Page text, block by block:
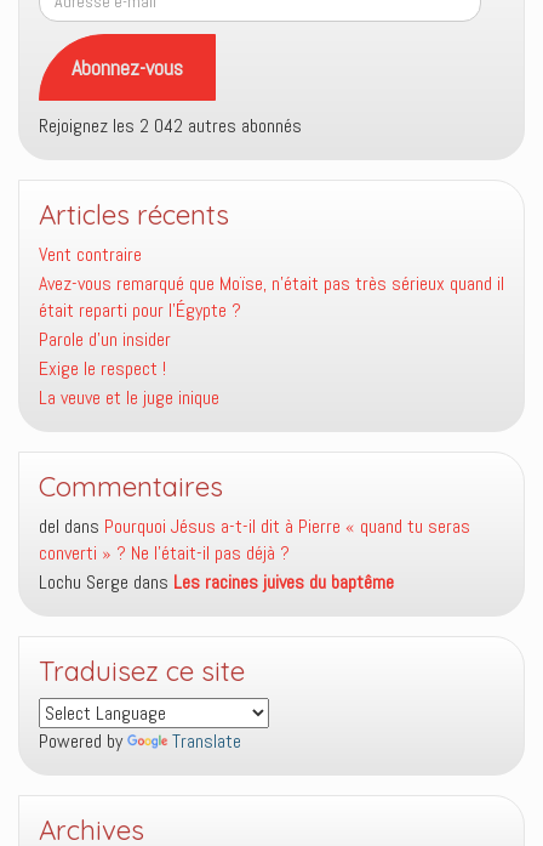
e-
mail
Abonnez-vous
Rejoignez les 2 042 autres abonnés
Articles récents
Vent contraire
Avez-vous remarqué que Moïse, n’était pas très sérieux quand il
était reparti pour l’Égypte ?
Parole d’un insider
Exige le respect !
La veuve et le juge inique
Commentaires
del dans Pourquoi Jésus a-t-il dit à Pierre « quand tu seras
converti » ? Ne l’était-il pas déjà ?
Lochu Serge dans Les racines juives du baptême
Traduisez ce site
Powered by Translate
Archives